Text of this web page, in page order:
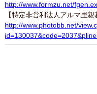
http://www.formzu.net/
【特定非営利法人アルマ里親
http://www.photobb.net/